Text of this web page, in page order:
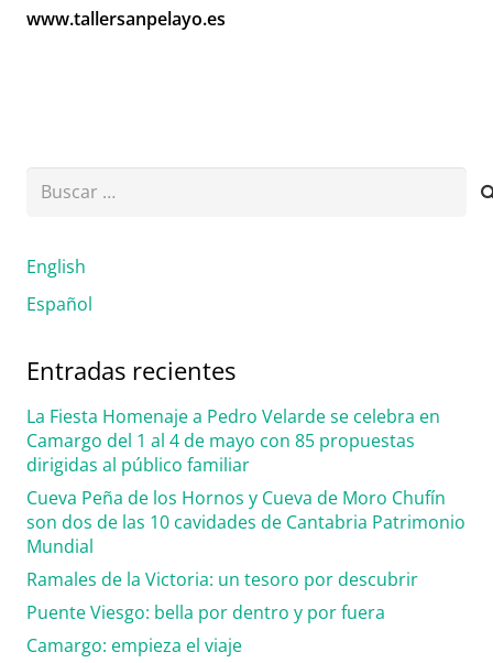
www.tallersanpelayo.es
Buscar:
English
Español
Entradas recientes
La Fiesta Homenaje a Pedro Velarde se celebra en
Camargo del 1 al 4 de mayo con 85 propuestas
dirigidas al público familiar
Cueva Peña de los Hornos y Cueva de Moro Chufín
son dos de las 10 cavidades de Cantabria Patrimonio
Mundial
Ramales de la Victoria: un tesoro por descubrir
Puente Viesgo: bella por dentro y por fuera
Camargo: empieza el viaje